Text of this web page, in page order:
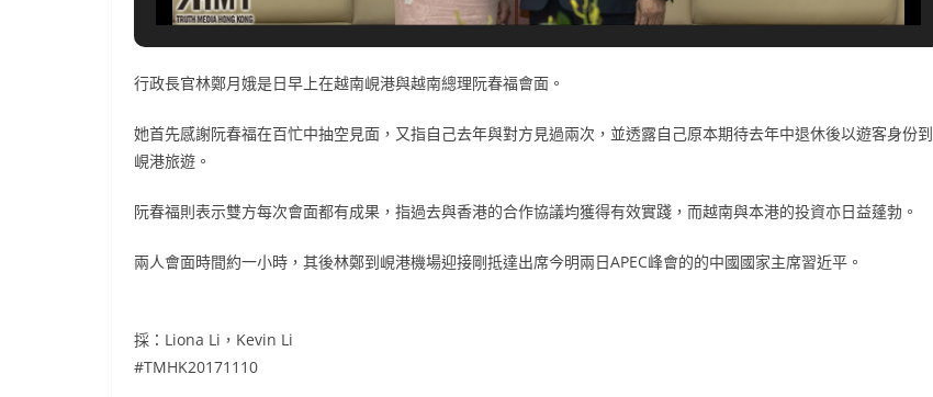
行政長官林鄭月娥是日早上在越南峴港與越南總理阮春福會面。
她首先感謝阮春福在百忙中抽空見面，又指自己去年與對方見過兩次，並透露自己原本期待去年中退休後以遊客身份到
峴港旅遊。
阮春福則表示雙方每次會面都有成果，指過去與香港的合作協議均獲得有效實踐，而越南與本港的投資亦日益蓬勃。
兩人會面時間約一小時，其後林鄭到峴港機場迎接剛抵達出席今明兩日APEC峰會的的中國國家主席習近平。
採：Liona Li，Kevin Li
#TMHK20171110